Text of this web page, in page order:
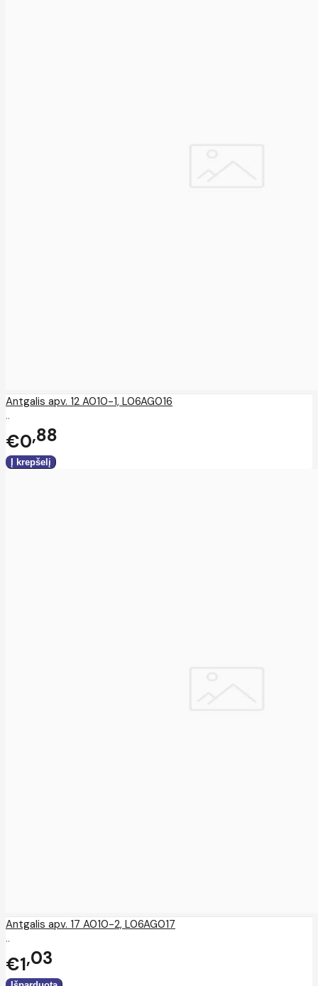
Antgalis apv. 12 A010-1, L06AG016
..
€0 88
Antgalis apv. 17 A010-2, L06AG017
..
€1 03